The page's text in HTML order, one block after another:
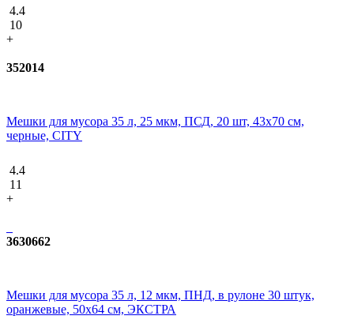
4.4
10
+
352014
Мешки для мусора 35 л, 25 мкм, ПСД, 20 шт, 43х70 см,
черные, CITY
4.4
11
+
3630662
Мешки для мусора 35 л, 12 мкм, ПНД, в рулоне 30 штук,
оранжевые, 50х64 см, ЭКСТРА